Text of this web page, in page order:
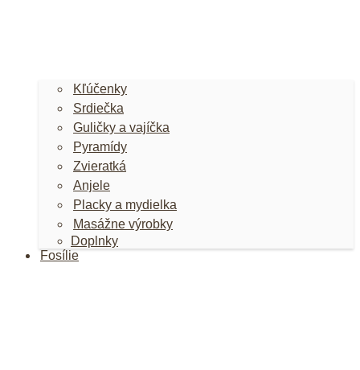
Kľúčenky
Srdiečka
Guličky a vajíčka
Pyramídy
Zvieratká
Anjele
Placky a mydielka
Masážne výrobky
Doplnky
Fosílie